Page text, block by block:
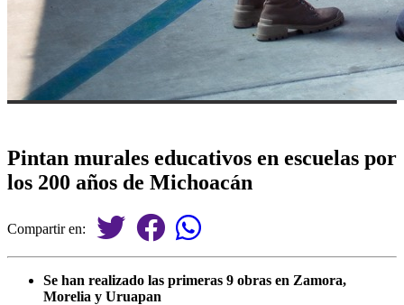
Pintan murales educativos en escuelas por
los 200 años de Michoacán
Compartir en:
Se han realizado las primeras 9 obras en Zamora,
Morelia y Uruapan